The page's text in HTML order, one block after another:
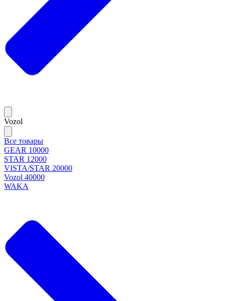
Vozol
Все товары
GEAR 10000
STAR 12000
VISTA/STAR 20000
Vozol 40000
WAKA